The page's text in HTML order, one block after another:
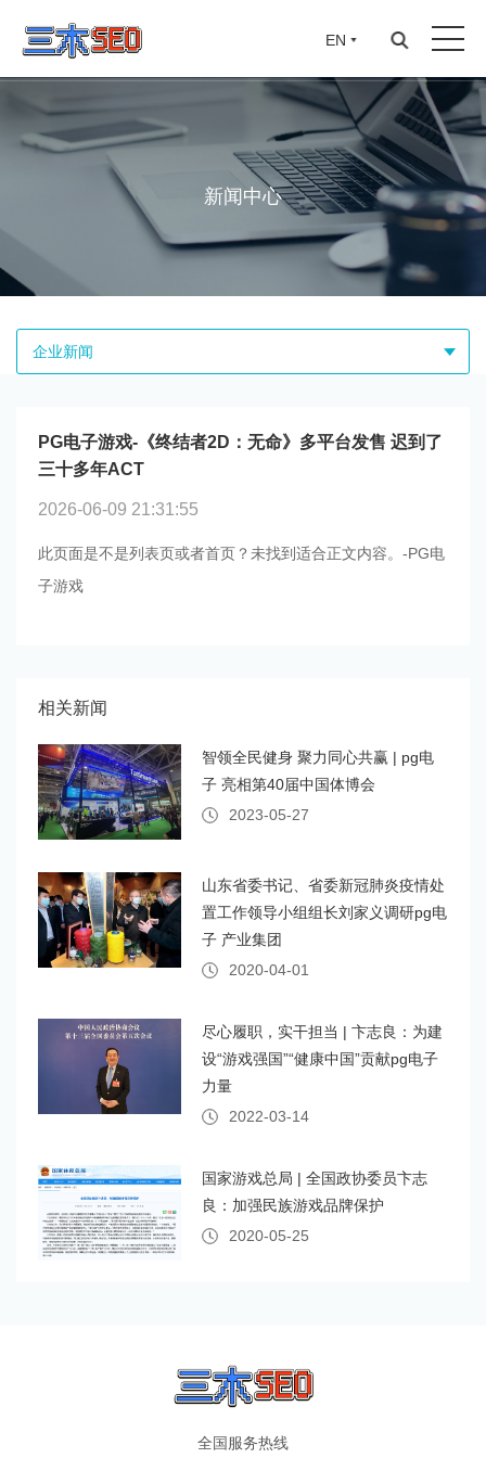
EN
新闻中心
企业新闻
PG电子游戏-《终结者2D：无命》多平台发售 迟到了
三十多年ACT
2026-06-09 21:31:55
此页面是不是列表页或者首页？未找到适合正文内容。-PG电
子游戏
相关新闻
智领全民健身 聚力同心共赢 | pg电
子 亮相第40届中国体博会
2023-05-27
山东省委书记、省委新冠肺炎疫情处
置工作领导小组组长刘家义调研pg电
子 产业集团
2020-04-01
尽心履职，实干担当 | 卞志良：为建
设“游戏强国”“健康中国”贡献pg电子
力量
2022-03-14
国家游戏总局 | 全国政协委员卞志
良：加强民族游戏品牌保护
2020-05-25
全国服务热线